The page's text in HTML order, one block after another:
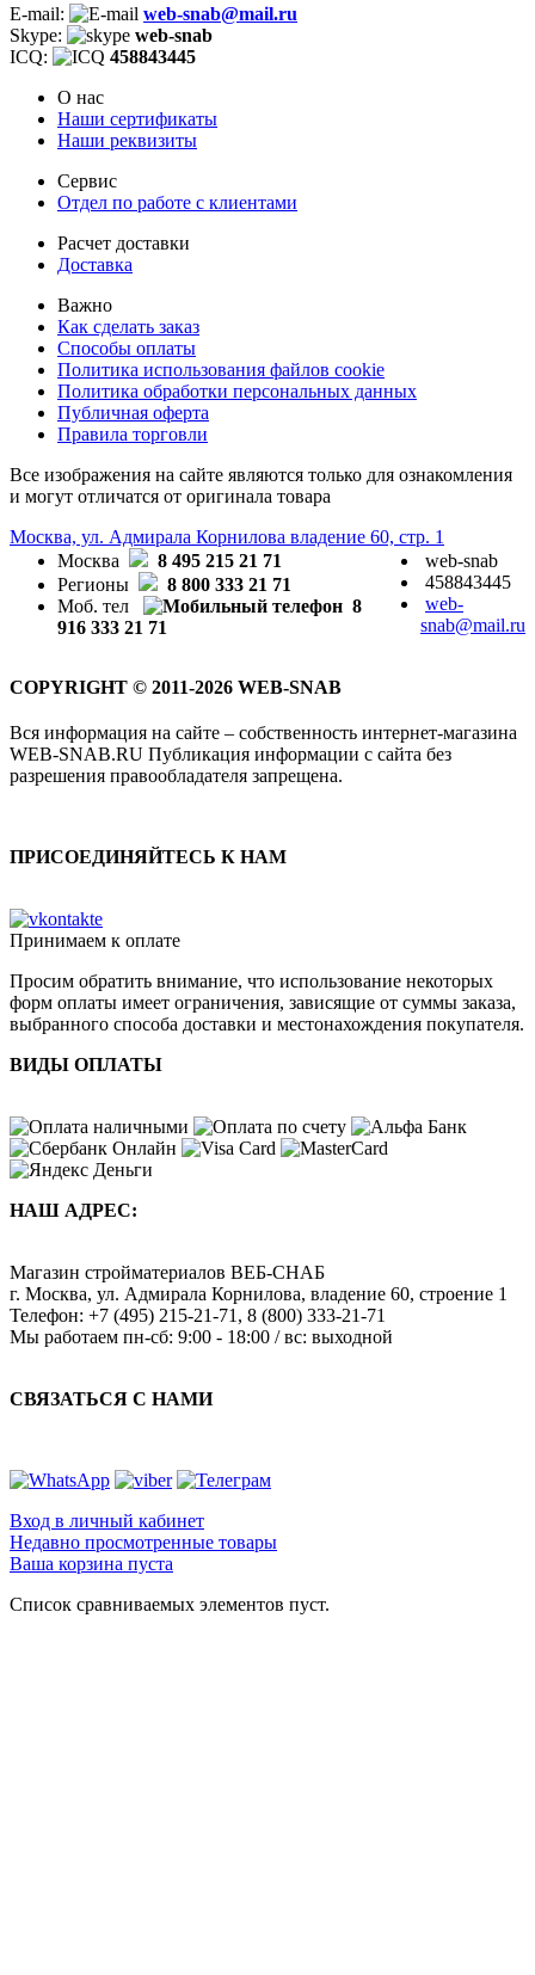
E-mail:
web-snab@mail.ru
Skype:
web-snab
ICQ:
458843445
О нас
Наши сертификаты
Наши реквизиты
Сервис
Отдел по работе с клиентами
Расчет доставки
Доставка
Важно
Как сделать заказ
Способы оплаты
Политика использования файлов cookie
Политика обработки персональных данных
Публичная оферта
Правила торговли
Все изображения на сайте являются только для ознакомления
и могут отличатся от оригинала товара
Москва, ул. Адмирала Корнилова владение 60, стр. 1
Москва
8 495 215 21 71
Регионы
8 800 333 21 71
Моб. тел
8
916 333 21 71
web-snab
458843445
web-
snab@mail.ru
COPYRIGHT © 2011-2026 WEB-SNAB
Вся информация на сайте – собственность интернет-магазина
WEB-SNAB.RU Публикация информации с сайта без
разрешения правообладателя запрещена.
ПРИСОЕДИНЯЙТЕСЬ К НАМ
Принимаем к оплате
Просим обратить внимание, что использование некоторых
форм оплаты имеет ограничения, зависящие от суммы заказа,
выбранного способа доставки и местонахождения покупателя.
ВИДЫ ОПЛАТЫ
НАШ АДРЕС:
Магазин стройматериалов ВЕБ-СНАБ
г. Москва, ул. Адмирала Корнилова, владение 60, строение 1
Телефон: +7 (495) 215-21-71 , 8 (800) 333-21-71
Мы работаем пн-сб: 9:00 - 18:00 / вс: выходной
СВЯЗАТЬСЯ С НАМИ
Вход в личный кабинет
Недавно просмотренные товары
Ваша корзина пуста
Список сравниваемых элементов пуст.